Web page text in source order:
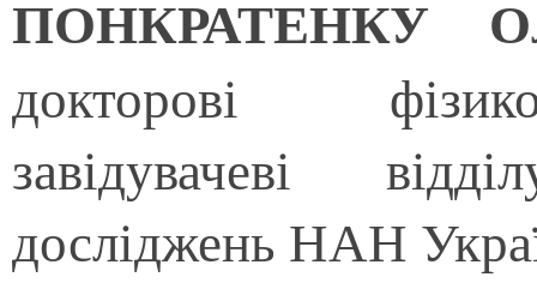
ПОНКРАТЕНКУ
докторові
завідувачеві
досліджень НАН